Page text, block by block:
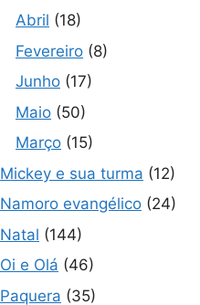
Abril (18)
Fevereiro (8)
Junho (17)
Maio (50)
Março (15)
Mickey e sua turma (12)
Namoro evangélico (24)
Natal (144)
Oi e Olá (46)
Paquera (35)